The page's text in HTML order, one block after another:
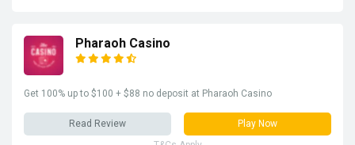
Pharaoh Casino
Get 100% up to $100 + $88 no deposit at Pharaoh Casino
Read Review
Play Now